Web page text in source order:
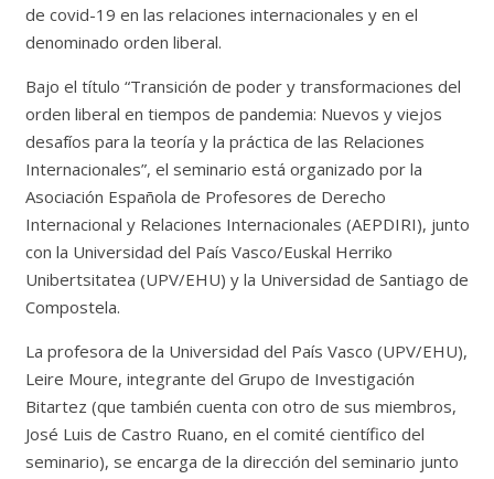
de covid-19 en las relaciones internacionales y en el
denominado orden liberal.
Bajo el título “Transición de poder y transformaciones del
orden liberal en tiempos de pandemia: Nuevos y viejos
desafíos para la teoría y la práctica de las Relaciones
Internacionales”, el seminario está organizado por la
Asociación Española de Profesores de Derecho
Internacional y Relaciones Internacionales (AEPDIRI), junto
con la Universidad del País Vasco/Euskal Herriko
Unibertsitatea (UPV/EHU) y la Universidad de Santiago de
Compostela.
La profesora de la Universidad del País Vasco (UPV/EHU),
Leire Moure, integrante del Grupo de Investigación
Bitartez (que también cuenta con otro de sus miembros,
José Luis de Castro Ruano, en el comité científico del
seminario), se encarga de la dirección del seminario junto